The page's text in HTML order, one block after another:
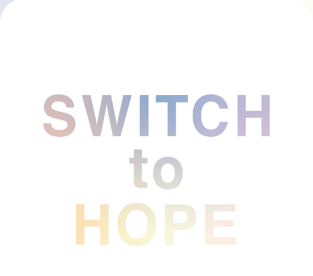
イベント
お問い合わせ